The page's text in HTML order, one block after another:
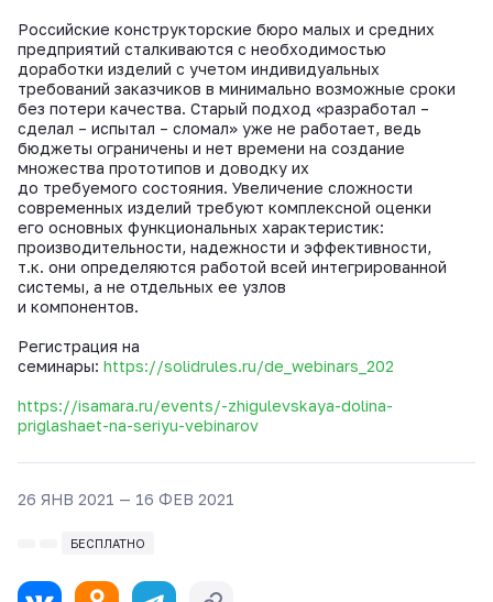
Российские конструкторские бюро малых и средних
предприятий сталкиваются с необходимостью
доработки изделий с учетом индивидуальных
требований заказчиков в минимально возможные сроки
без потери качества. Старый подход «разработал –
сделал – испытал – сломал» уже не работает, ведь
бюджеты ограничены и нет времени на создание
множества прототипов и доводку их
до требуемого состояния. Увеличение сложности
современных изделий требуют комплексной оценки
его основных функциональных характеристик:
производительности, надежности и эффективности,
т.к. они определяются работой всей интегрированной
системы, а не отдельных ее узлов
и компонентов.
Регистрация на
семинары: https://solidrules.ru/de_webinars_202
https://isamara.ru/events/-zhigulevskaya-dolina-
priglashaet-na-seriyu-vebinarov
26 ЯНВ 2021 — 16 ФЕВ 2021
БЕСПЛАТНО